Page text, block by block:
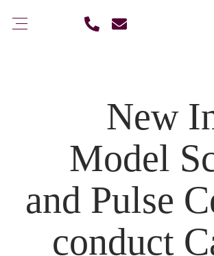
New
Model
and Pulse
conduct